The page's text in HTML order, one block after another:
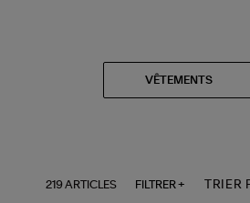
VÊTEMENTS
219 ARTICLES FILTRER + TRIER